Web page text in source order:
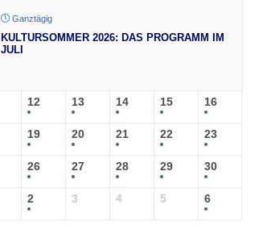
Ganztägig
KULTURSOMMER 2026: DAS PROGRAMM IM
JULI
12 13 14 15 16
19 20 21 22 23
26 27 28 29 30
2 3 4 5 6